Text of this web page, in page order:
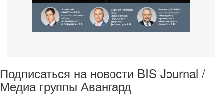
Подписаться на новости BIS Journal /
Медиа группы Авангард